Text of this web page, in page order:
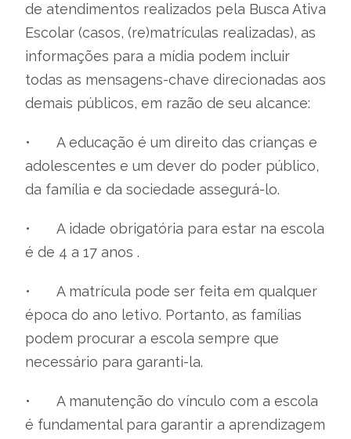
de atendimentos realizados pela Busca Ativa
Escolar (casos, (re)matrículas realizadas), as
informações para a mídia podem incluir
todas as mensagens-chave direcionadas aos
demais públicos, em razão de seu alcance:
•
A educação é um direito das crianças e
adolescentes e um dever do poder público,
da família e da sociedade assegurá-lo.
•
A idade obrigatória para estar na escola
é de 4 a 17 anos .
•
A matrícula pode ser feita em qualquer
época do ano letivo. Portanto, as famílias
podem procurar a escola sempre que
necessário para garanti-la.
•
A manutenção do vínculo com a escola
é fundamental para garantir a aprendizagem